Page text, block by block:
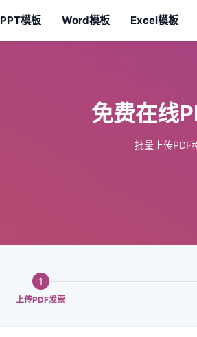
PPT模板 Word模板 Excel模板
免费在线
批量上传PDF
1
上传PDF发票